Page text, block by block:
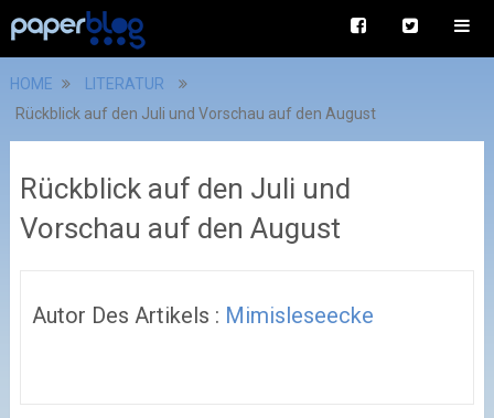
HOME
LITERATUR
Rückblick auf den Juli und Vorschau auf den August
Rückblick auf den Juli und
Vorschau auf den August
Autor Des Artikels : Mimisleseecke